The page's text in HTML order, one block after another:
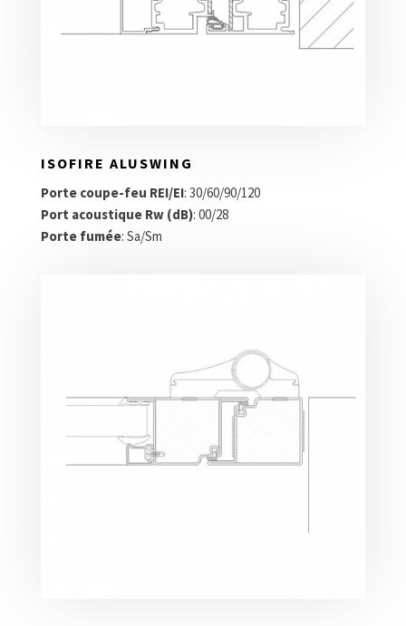
ISOFIRE ALUSWING
Porte coupe-feu REI/EI: 30/60/90/120
Port acoustique Rw (dB): 00/28
Porte fumée: Sa/Sm